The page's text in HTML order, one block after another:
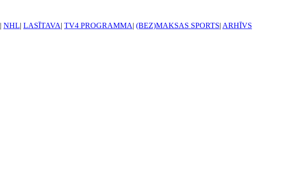
| NHL| LASĪTAVA| TV4 PROGRAMMA| (BEZ)MAKSAS SPORTS| ARHĪVS